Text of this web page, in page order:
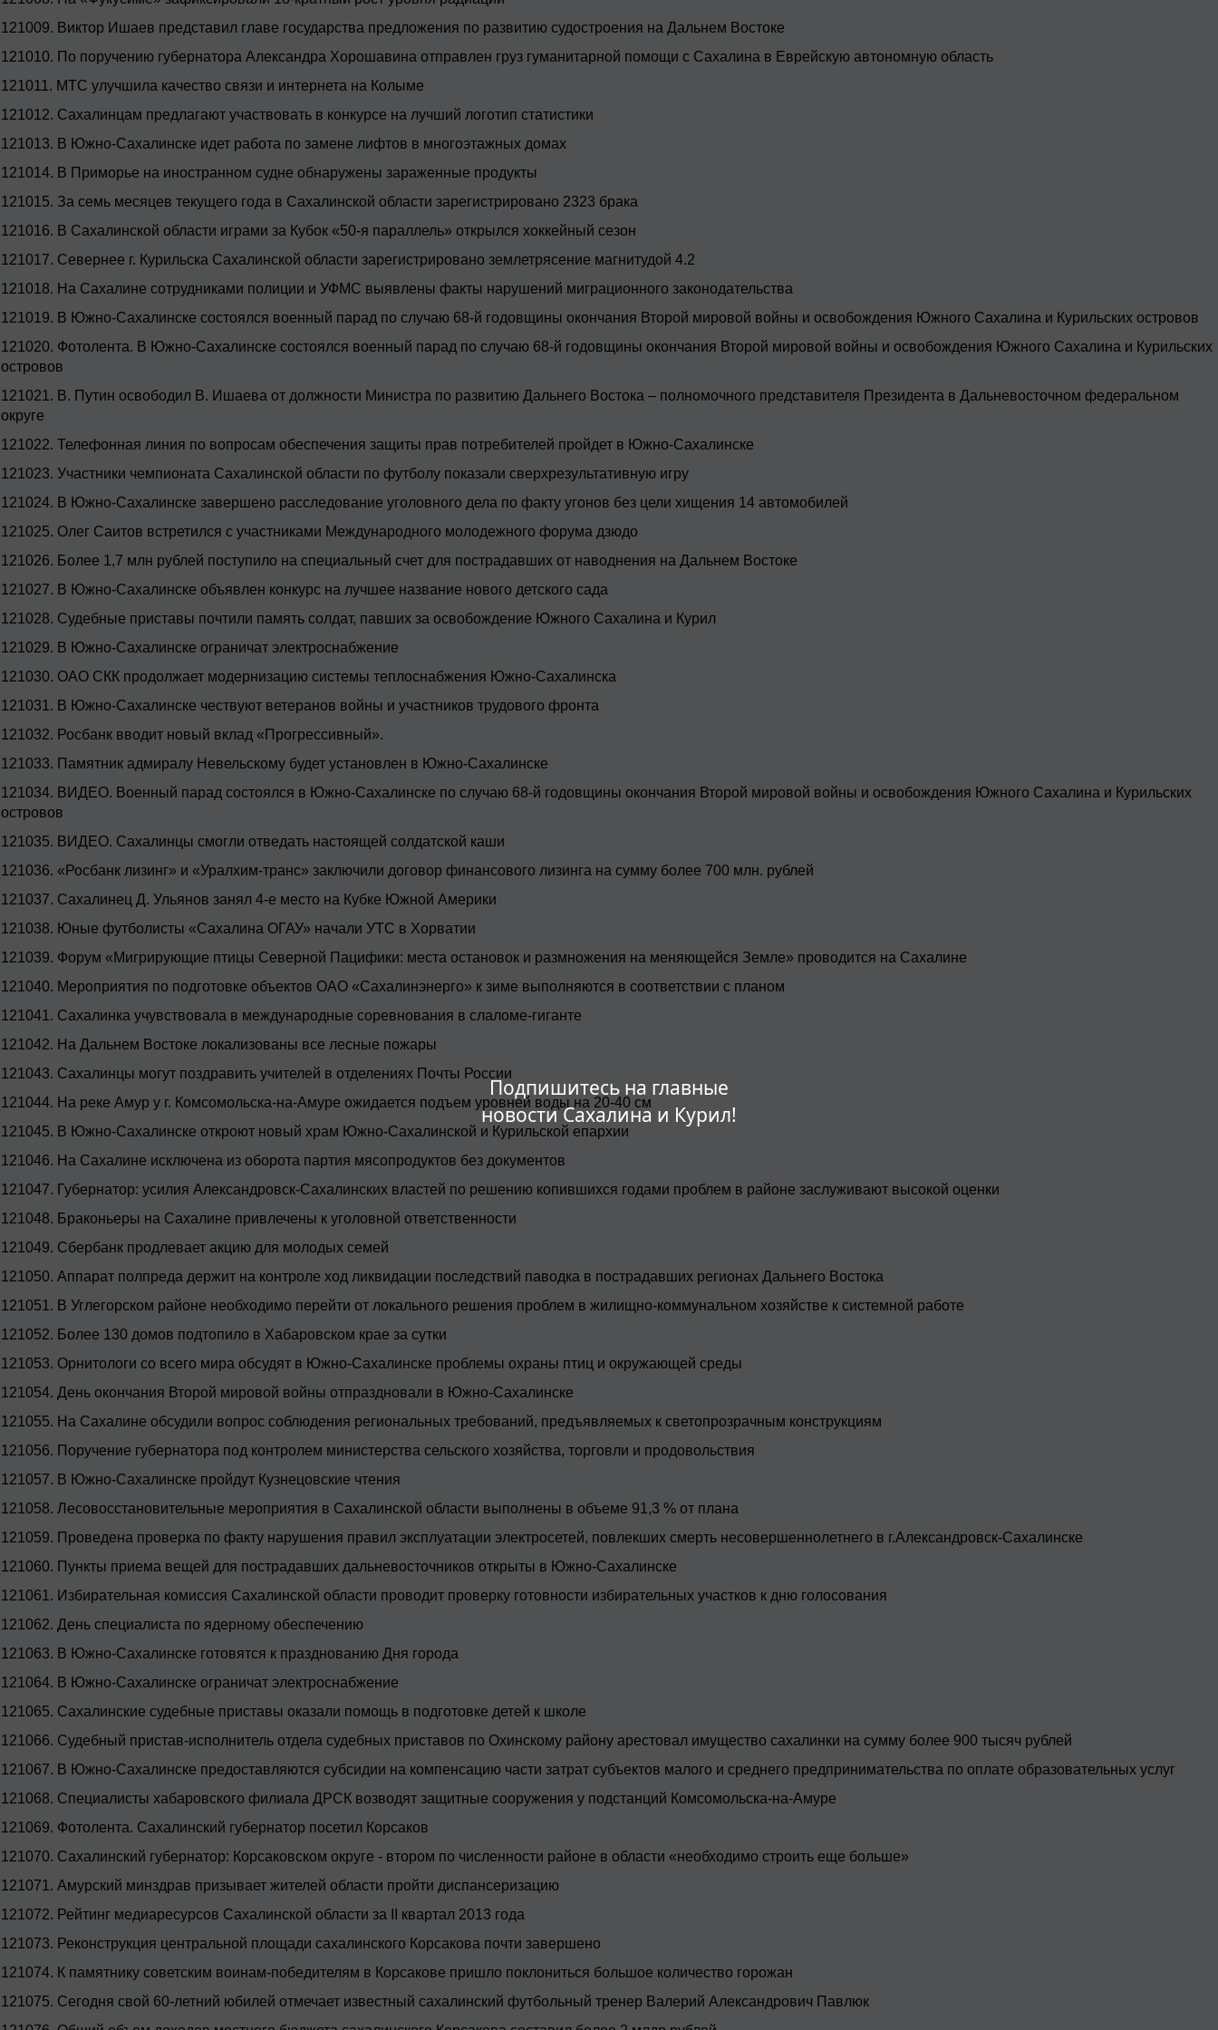
Подпишитесь на главные
новости Сахалина и Курил!
121009. Виктор Ишаев представил главе государства предложения по развитию судостроения на Дальнем Востоке
121010. По поручению губернатора Александра Хорошавина отправлен груз гуманитарной помощи с Сахалина в Еврейскую автономную область
121011. МТС улучшила качество связи и интернета на Колыме
121012. Сахалинцам предлагают участвовать в конкурсе на лучший логотип статистики
121013. В Южно-Сахалинске идет работа по замене лифтов в многоэтажных домах
121014. В Приморье на иностранном судне обнаружены зараженные продукты
121015. За семь месяцев текущего года в Сахалинской области зарегистрировано 2323 брака
121016. В Сахалинской области играми за Кубок «50-я параллель» открылся хоккейный сезон
121017. Севернее г. Курильска Сахалинской области зарегистрировано землетрясение магнитудой 4.2
121018. На Сахалине сотрудниками полиции и УФМС выявлены факты нарушений миграционного законодательства
121019. В Южно-Сахалинске состоялся военный парад по случаю 68-й годовщины окончания Второй мировой войны и освобождения Южного Сахалина и Курильских островов
121020. Фотолента. В Южно-Сахалинске состоялся военный парад по случаю 68-й годовщины окончания Второй мировой войны и освобождения Южного Сахалина и Курильских
островов
121021. В. Путин освободил В. Ишаева от должности Министра по развитию Дальнего Востока – полномочного представителя Президента в Дальневосточном федеральном
округе
121022. Телефонная линия по вопросам обеспечения защиты прав потребителей пройдет в Южно-Сахалинске
121023. Участники чемпионата Сахалинской области по футболу показали сверхрезультативную игру
121024. В Южно-Сахалинске завершено расследование уголовного дела по факту угонов без цели хищения 14 автомобилей
121025. Олег Саитов встретился с участниками Международного молодежного форума дзюдо
121026. Более 1,7 млн рублей поступило на специальный счет для пострадавших от наводнения на Дальнем Востоке
121027. В Южно-Сахалинске объявлен конкурс на лучшее название нового детского сада
121028. Судебные приставы почтили память солдат, павших за освобождение Южного Сахалина и Курил
121029. В Южно-Сахалинске ограничат электроснабжение
121030. ОАО СКК продолжает модернизацию системы теплоснабжения Южно-Сахалинска
121031. В Южно-Сахалинске чествуют ветеранов войны и участников трудового фронта
121032. Росбанк вводит новый вклад «Прогрессивный».
121033. Памятник адмиралу Невельскому будет установлен в Южно-Сахалинске
121034. ВИДЕО. Военный парад состоялся в Южно-Сахалинске по случаю 68-й годовщины окончания Второй мировой войны и освобождения Южного Сахалина и Курильских
островов
121035. ВИДЕО. Сахалинцы смогли отведать настоящей солдатской каши
121036. «Росбанк лизинг» и «Уралхим-транс» заключили договор финансового лизинга на сумму более 700 млн. рублей
121037. Сахалинец Д. Ульянов занял 4-е место на Кубке Южной Америки
121038. Юные футболисты «Сахалина ОГАУ» начали УТС в Хорватии
121039. Форум «Мигрирующие птицы Северной Пацифики: места остановок и размножения на меняющейся Земле» проводится на Сахалине
121040. Мероприятия по подготовке объектов ОАО «Сахалинэнерго» к зиме выполняются в соответствии с планом
121041. Сахалинка учувствовала в международные соревнования в слаломе-гиганте
121042. На Дальнем Востоке локализованы все лесные пожары
121043. Сахалинцы могут поздравить учителей в отделениях Почты России
121044. На реке Амур у г. Комсомольска-на-Амуре ожидается подъем уровней воды на 20-40 см
121045. В Южно-Сахалинске откроют новый храм Южно-Сахалинской и Курильской епархии
121046. На Сахалине исключена из оборота партия мясопродуктов без документов
121047. Губернатор: усилия Александровск-Сахалинских властей по решению копившихся годами проблем в районе заслуживают высокой оценки
121048. Браконьеры на Сахалине привлечены к уголовной ответственности
121049. Сбербанк продлевает акцию для молодых семей
121050. Аппарат полпреда держит на контроле ход ликвидации последствий паводка в пострадавших регионах Дальнего Востока
121051. В Углегорском районе необходимо перейти от локального решения проблем в жилищно-коммунальном хозяйстве к системной работе
121052. Более 130 домов подтопило в Хабаровском крае за сутки
121053. Орнитологи со всего мира обсудят в Южно-Сахалинске проблемы охраны птиц и окружающей среды
121054. День окончания Второй мировой войны отпраздновали в Южно-Сахалинске
121055. На Сахалине обсудили вопрос соблюдения региональных требований, предъявляемых к светопрозрачным конструкциям
121056. Поручение губернатора под контролем министерства сельского хозяйства, торговли и продовольствия
121057. В Южно-Сахалинске пройдут Кузнецовские чтения
121058. Лесовосстановительные мероприятия в Сахалинской области выполнены в объеме 91,3 % от плана
121059. Проведена проверка по факту нарушения правил эксплуатации электросетей, повлекших смерть несовершеннолетнего в г.Александровск-Сахалинске
121060. Пункты приема вещей для пострадавших дальневосточников открыты в Южно-Сахалинске
121061. Избирательная комиссия Сахалинской области проводит проверку готовности избирательных участков к дню голосования
121062. День специалиста по ядерному обеспечению
121063. В Южно-Сахалинске готовятся к празднованию Дня города
121064. В Южно-Сахалинске ограничат электроснабжение
121065. Сахалинские судебные приставы оказали помощь в подготовке детей к школе
121066. Судебный пристав-исполнитель отдела судебных приставов по Охинскому району арестовал имущество сахалинки на сумму более 900 тысяч рублей
121067. В Южно-Сахалинске предоставляются субсидии на компенсацию части затрат субъектов малого и среднего предпринимательства по оплате образовательных услуг
121068. Специалисты хабаровского филиала ДРСК возводят защитные сооружения у подстанций Комсомольска-на-Амуре
121069. Фотолента. Сахалинский губернатор посетил Корсаков
121070. Сахалинский губернатор: Корсаковском округе - втором по численности районе в области «необходимо строить еще больше»
121071. Амурский минздрав призывает жителей области пройти диспансеризацию
121072. Рейтинг медиаресурсов Сахалинской области за II квартал 2013 года
121073. Реконструкция центральной площади сахалинского Корсакова почти завершено
121074. К памятнику советским воинам-победителям в Корсакове пришло поклониться большое количество горожан
121075. Сегодня свой 60-летний юбилей отмечает известный сахалинский футбольный тренер Валерий Александрович Павлюк